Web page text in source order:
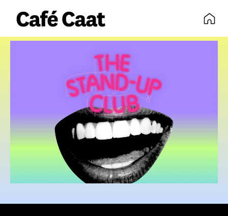
volledige agenda